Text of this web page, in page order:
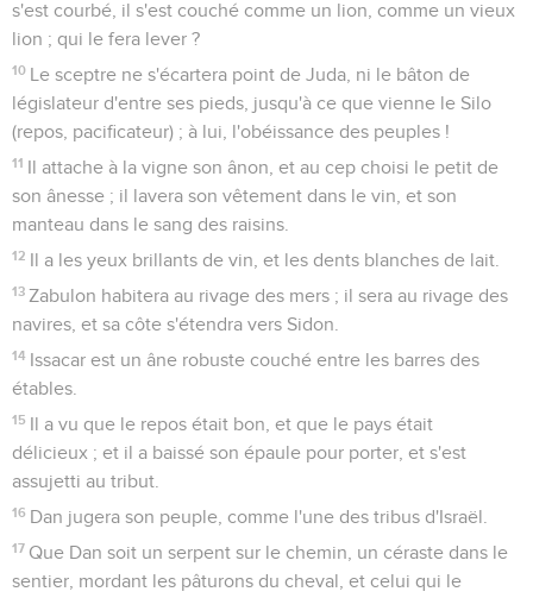
s'est courbé, il s'est couché comme un lion, comme un vieux
lion ; qui le fera lever ?
10 Le sceptre ne s'écartera point de Juda, ni le bâton de
législateur d'entre ses pieds, jusqu'à ce que vienne le Silo
(repos, pacificateur) ; à lui, l'obéissance des peuples !
11 Il attache à la vigne son ânon, et au cep choisi le petit de
son ânesse ; il lavera son vêtement dans le vin, et son
manteau dans le sang des raisins.
12 Il a les yeux brillants de vin, et les dents blanches de lait.
13 Zabulon habitera au rivage des mers ; il sera au rivage des
navires, et sa côte s'étendra vers Sidon.
14 Issacar est un âne robuste couché entre les barres des
étables.
15 Il a vu que le repos était bon, et que le pays était
délicieux ; et il a baissé son épaule pour porter, et s'est
assujetti au tribut.
16 Dan jugera son peuple, comme l'une des tribus d'Israël.
17 Que Dan soit un serpent sur le chemin, un céraste dans le
sentier, mordant les pâturons du cheval, et celui qui le